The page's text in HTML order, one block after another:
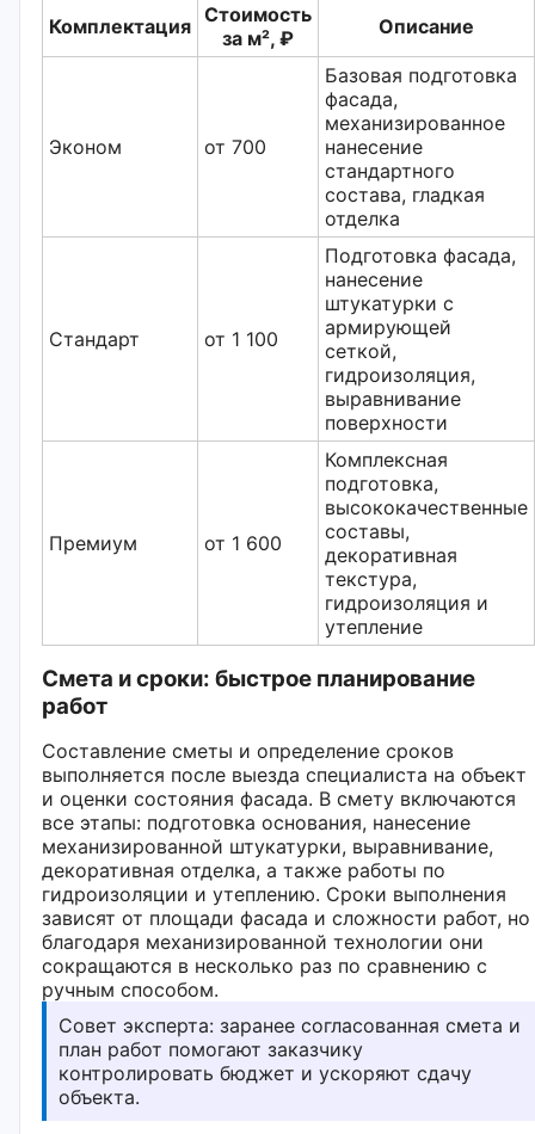
Комплектация Стоимость
за м², ₽
Описание
Эконом от 700
Базовая подготовка
фасада,
механизированное
нанесение
стандартного
состава, гладкая
отделка
Стандарт от 1 100
Подготовка фасада,
нанесение
штукатурки с
армирующей
сеткой,
гидроизоляция,
выравнивание
поверхности
Премиум от 1 600
Комплексная
подготовка,
высококачественные
составы,
декоративная
текстура,
гидроизоляция и
утепление
Смета и сроки: быстрое планирование
работ
Составление сметы и определение сроков
выполняется после выезда специалиста на объект
и оценки состояния фасада. В смету включаются
все этапы: подготовка основания, нанесение
механизированной штукатурки, выравнивание,
декоративная отделка, а также работы по
гидроизоляции и утеплению. Сроки выполнения
зависят от площади фасада и сложности работ, но
благодаря механизированной технологии они
сокращаются в несколько раз по сравнению с
ручным способом.
Совет эксперта: заранее согласованная смета и
план работ помогают заказчику
контролировать бюджет и ускоряют сдачу
объекта.